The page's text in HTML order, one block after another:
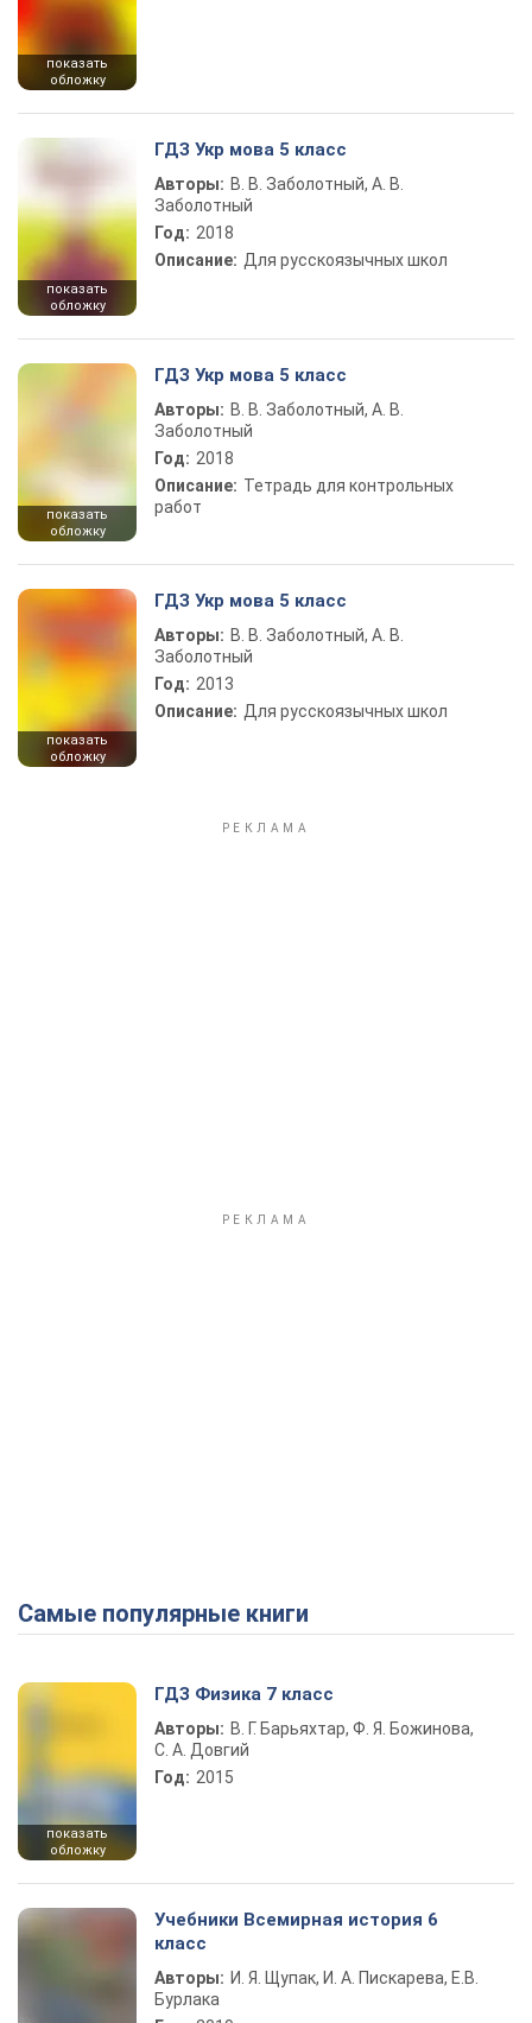
показать
обложку
показать
обложку
ГДЗ Укр мова 5 класс
Авторы: В. В. Заболотный, А. В.
Заболотный
Год: 2018
Описание: Для русскоязычных школ
показать
обложку
ГДЗ Укр мова 5 класс
Авторы: В. В. Заболотный, А. В.
Заболотный
Год: 2018
Описание: Тетрадь для контрольных
работ
показать
обложку
ГДЗ Укр мова 5 класс
Авторы: В. В. Заболотный, А. В.
Заболотный
Год: 2013
Описание: Для русскоязычных школ
Самые популярные книги
показать
обложку
ГДЗ Физика 7 класс
Авторы: В. Г. Барьяхтар, Ф. Я. Божинова,
С. А. Довгий
Год: 2015
Учебники Всемирная история 6
класс
Авторы: И. Я. Щупак, И. А. Пискарева, Е.В.
Бурлака